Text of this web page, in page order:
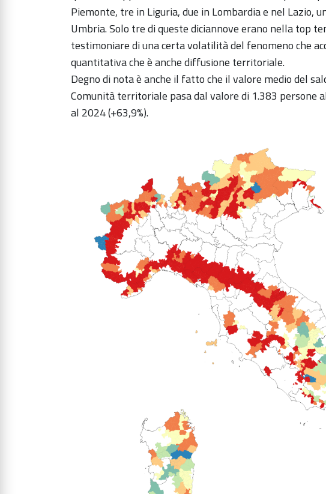
Piemonte, tre in Liguria, due in Lombardia e nel Lazio,
Umbria. Solo tre di queste diciannove erano nella top
testimoniare di una certa volatilità del fenomeno che
quantitativa che è anche diffusione territoriale.
Degno di nota è anche il fatto che il valore medio del
Comunità territoriale pasa dal valore di 1.383 persone
al 2024 (+63,9%).